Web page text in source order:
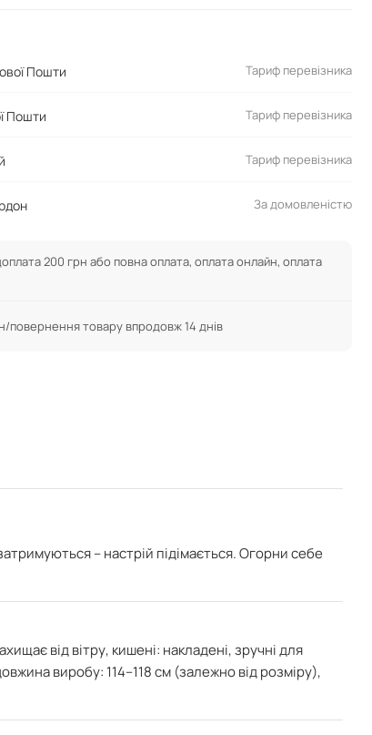
Пошти Тариф перевізника
Пошти Тариф перевізника
Тариф перевізника
За домовленістю
200 грн або повна оплата, оплата онлайн, оплата
повернення товару впродовж 14 днів
– настрій підімається. Огорни себе
від вітру, кишені: накладені, зручні для
овжина виробу: 114–118 см (залежно від розміру),